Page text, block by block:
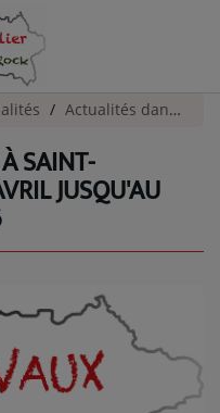
Actualités dans l'Allier
SAINT-
JUSQU'AU